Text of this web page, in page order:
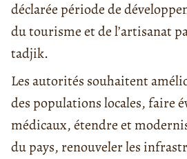
déclarée période de
du tourisme et de l’artisanat
tadjik.
Les autorités souhaitent
des populations locales, faire
médicaux, étendre et
du pays, renouveler les